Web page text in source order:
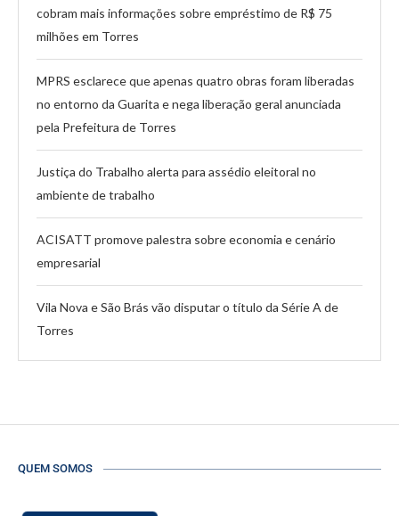
cobram mais informações sobre empréstimo de R$ 75
milhões em Torres
MPRS esclarece que apenas quatro obras foram liberadas
no entorno da Guarita e nega liberação geral anunciada
pela Prefeitura de Torres
Justiça do Trabalho alerta para assédio eleitoral no
ambiente de trabalho
ACISATT promove palestra sobre economia e cenário
empresarial
Vila Nova e São Brás vão disputar o título da Série A de
Torres
QUEM SOMOS